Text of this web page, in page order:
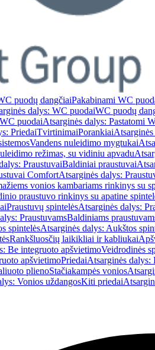
puodų dangčiaiPakabinami WC
dalys: WC puodaiWC puodų
puodaiAtsarginės dalys: Pastatomi
PriedaiTvirtinimaiPorankiai
Vandens nuleidimo mygtukai
režimas, su vidiniu apvadu
PraustuvaiBaldiniai praustuvai
ComfortAtsarginės dalys:
vonios kambariams rinkinys su
praustuvo rinkinys su apatine
Praustuvų spintelėsAtsarginės dalys:
PraustuvamsBaldiniams
spintelėsAtsarginės dalys: Aukštos
Rankšluosčių laikikliai ir kabliukai
Be integruoto apšvietimoVeidrodinės
apšvietimoPriedaiAtsarginės dalys:
plienoStačiakampės vonios
Vonios uždangosKiti priedai